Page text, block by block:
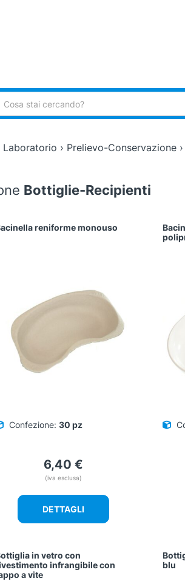
Laboratorio › Prelievo-Conservazione ›
Bottiglie-Recipienti
reniforme monouso
Confezione: 30 pz
6,40€
(iva esclusa)
DETTAGLI
in vetro con
infrangibile con
a vite
blu